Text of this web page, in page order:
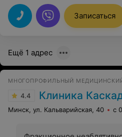
Делала у Юлии,очень
подход,приятная обстановка,
клиент, всем советую
Записаться
Ещё 1 адрес
МНОГОПРОФИЛЬНЫЙ
4.4 Клиника
Минск, ул. Кальварийская, 40 с